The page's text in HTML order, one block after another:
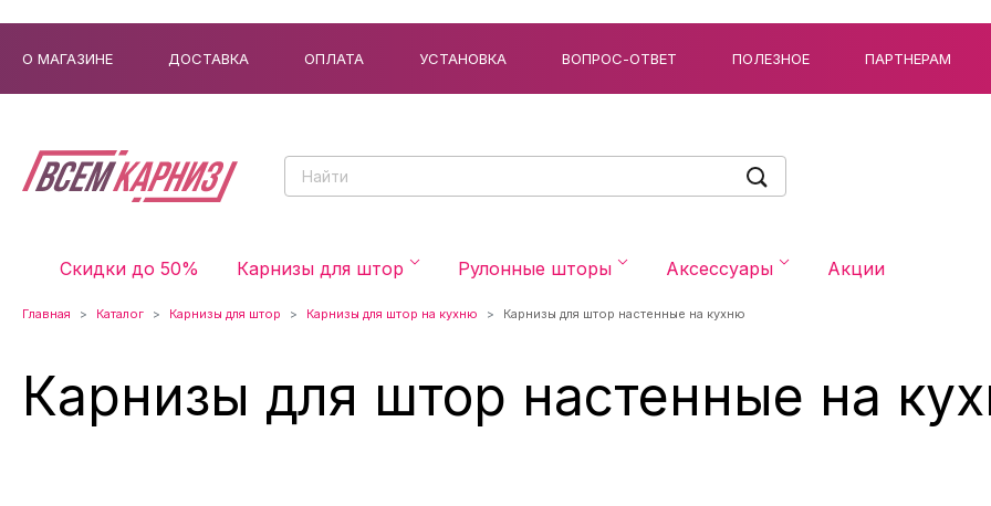
О МАГАЗИНЕ ДОСТАВКА ОПЛАТА УСТАНОВКА ВОПРОС-ОТВЕТ ПОЛЕЗНОЕ ПАРТНЕРАМ
Скидки до 50% Карнизы для штор Рулонные шторы Аксессуары Акции
Главная Каталог Карнизы для штор Карнизы для штор на кухню Карнизы для штор настенные на кухню
Карнизы для штор настенные на